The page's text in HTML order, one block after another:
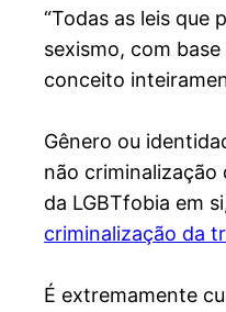
“Todas as leis que
sexismo, com
conceito
Gênero ou
não
da LGBTfobia em
criminalização da
É extremamente